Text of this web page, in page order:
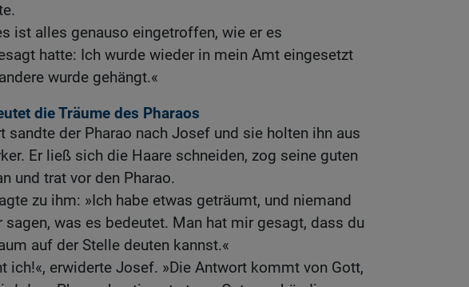
ist alles genauso eingetroffen, wie er es
hatte: Ich wurde wieder in mein Amt eingesetzt
wurde gehängt.«
die Träume des Pharaos
sandte der Pharao nach Josef und sie holten ihn aus
Er ließ sich die Haare schneiden, zog seine guten
und trat vor den Pharao.
zu ihm: »Ich habe etwas geträumt, und niemand
sagen, was es bedeutet. Man hat mir gesagt, dass du
auf der Stelle deuten kannst.«
ich!«, erwiderte Josef. »Die Antwort kommt von Gott,